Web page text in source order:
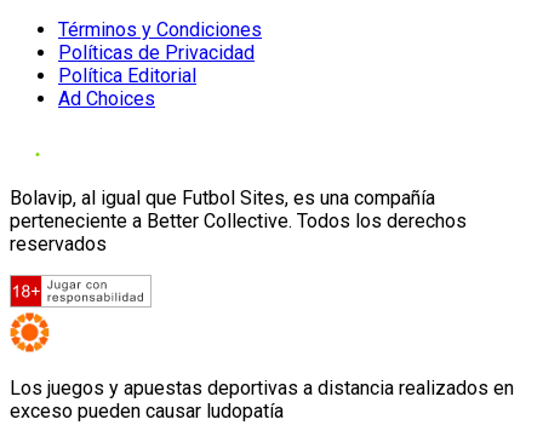
Términos y Condiciones
Políticas de Privacidad
Política Editorial
Ad Choices
Bolavip, al igual que Futbol Sites, es una compañía
perteneciente a Better Collective. Todos los derechos
reservados
Los juegos y apuestas deportivas a distancia realizados en
exceso pueden causar ludopatía